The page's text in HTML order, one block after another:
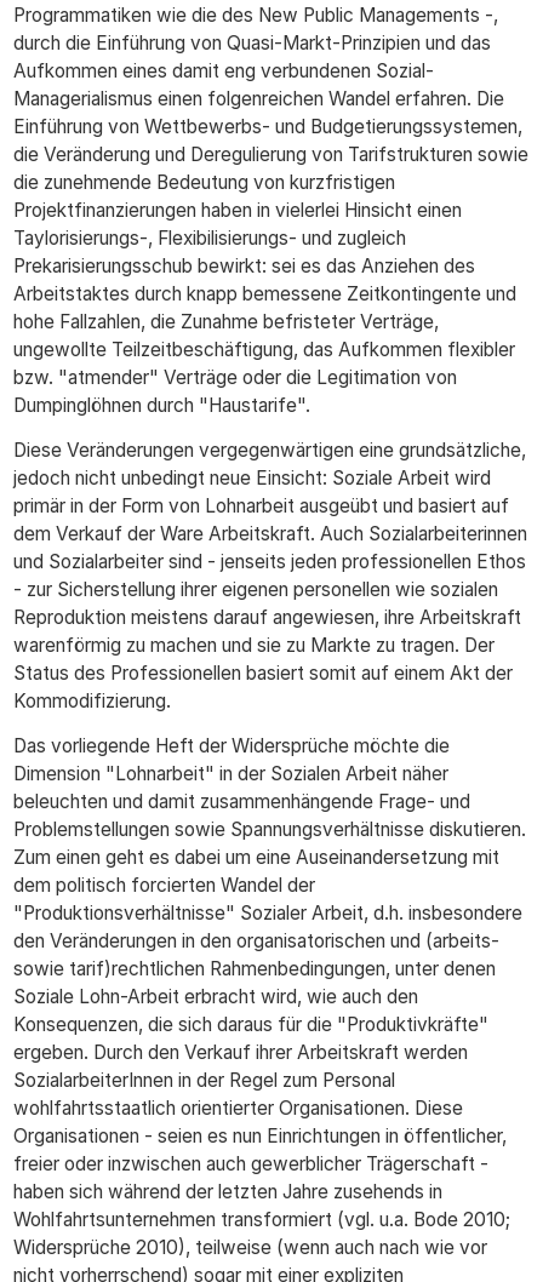
Programmatiken wie die des New Public Managements -,
durch die Einführung von Quasi-Markt-Prinzipien und das
Aufkommen eines damit eng verbundenen Sozial-
Managerialismus einen folgenreichen Wandel erfahren. Die
Einführung von Wettbewerbs- und Budgetierungssystemen,
die Veränderung und Deregulierung von Tarifstrukturen sowie
die zunehmende Bedeutung von kurzfristigen
Projektfinanzierungen haben in vielerlei Hinsicht einen
Taylorisierungs-, Flexibilisierungs- und zugleich
Prekarisierungsschub bewirkt: sei es das Anziehen des
Arbeitstaktes durch knapp bemessene Zeitkontingente und
hohe Fallzahlen, die Zunahme befristeter Verträge,
ungewollte Teilzeitbeschäftigung, das Aufkommen flexibler
bzw. "atmender" Verträge oder die Legitimation von
Dumpinglöhnen durch "Haustarife".
Diese Veränderungen vergegenwärtigen eine grundsätzliche,
jedoch nicht unbedingt neue Einsicht: Soziale Arbeit wird
primär in der Form von Lohnarbeit ausgeübt und basiert auf
dem Verkauf der Ware Arbeitskraft. Auch Sozialarbeiterinnen
und Sozialarbeiter sind - jenseits jeden professionellen Ethos
- zur Sicherstellung ihrer eigenen personellen wie sozialen
Reproduktion meistens darauf angewiesen, ihre Arbeitskraft
warenförmig zu machen und sie zu Markte zu tragen. Der
Status des Professionellen basiert somit auf einem Akt der
Kommodifizierung.
Das vorliegende Heft der Widersprüche möchte die
Dimension "Lohnarbeit" in der Sozialen Arbeit näher
beleuchten und damit zusammenhängende Frage- und
Problemstellungen sowie Spannungsverhältnisse diskutieren.
Zum einen geht es dabei um eine Auseinandersetzung mit
dem politisch forcierten Wandel der
"Produktionsverhältnisse" Sozialer Arbeit, d.h. insbesondere
den Veränderungen in den organisatorischen und (arbeits-
sowie tarif)rechtlichen Rahmenbedingungen, unter denen
Soziale Lohn-Arbeit erbracht wird, wie auch den
Konsequenzen, die sich daraus für die "Produktivkräfte"
ergeben. Durch den Verkauf ihrer Arbeitskraft werden
SozialarbeiterInnen in der Regel zum Personal
wohlfahrtsstaatlich orientierter Organisationen. Diese
Organisationen - seien es nun Einrichtungen in öffentlicher,
freier oder inzwischen auch gewerblicher Trägerschaft -
haben sich während der letzten Jahre zusehends in
Wohlfahrtsunternehmen transformiert (vgl. u.a. Bode 2010;
Widersprüche 2010), teilweise (wenn auch nach wie vor
nicht vorherrschend) sogar mit einer expliziten